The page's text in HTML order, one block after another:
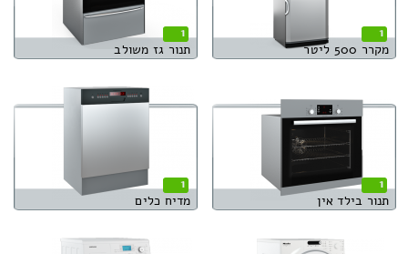
1
מקרר 500 ליטר
1
תנור גז משולב
1
תנור בילד אין
1
מדיח כלים